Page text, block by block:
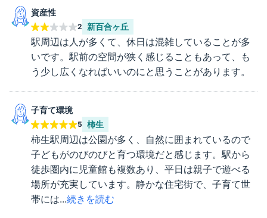
資産性
2 新百合ヶ丘
駅周辺は人が多くて、休日は混雑していることが多
いです。駅前の空間が狭く感じることもあって、も
う少し広くなればいいのにと思うことがあります。
子育て環境
5 柿生
柿生駅周辺は公園が多く、自然に囲まれているので
子どもがのびのびと育つ環境だと感じます。駅から
徒歩圏内に児童館も複数あり、平日は親子で遊べる
場所が充実しています。静かな住宅街で、子育て世
帯には...続きを読む